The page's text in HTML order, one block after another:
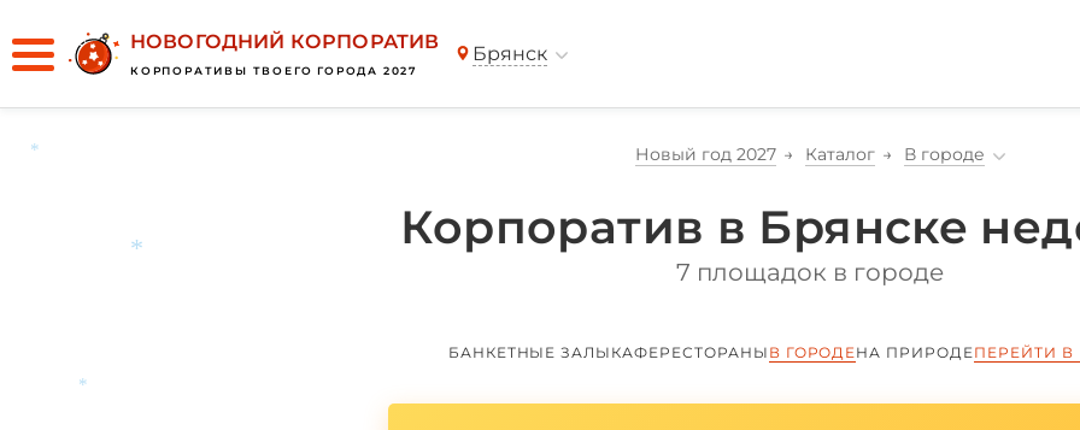
НОВОГОДНИЙ КОРПОРАТИВ
КОРПОРАТИВЫ ТВОЕГО ГОРОДА 2027
Брянск
Новый год 2027 Каталог В городе
Корпоратив в Брянске
7 площадок в городе
БАНКЕТНЫЕ ЗАЛЫ КАФЕРЕСТОРАНЫ В ГОРОДЕНА ПРИРОДЕПЕРЕЙТИ В